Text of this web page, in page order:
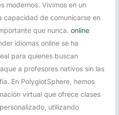
modernos. Vivimos en un
capacidad de comunicarse en
que nunca. online
idiomas online se ha
para quienes buscan
a profesores nativos sin las
En PolyglotSphere, hemos
virtual que ofrece clases
utilizando